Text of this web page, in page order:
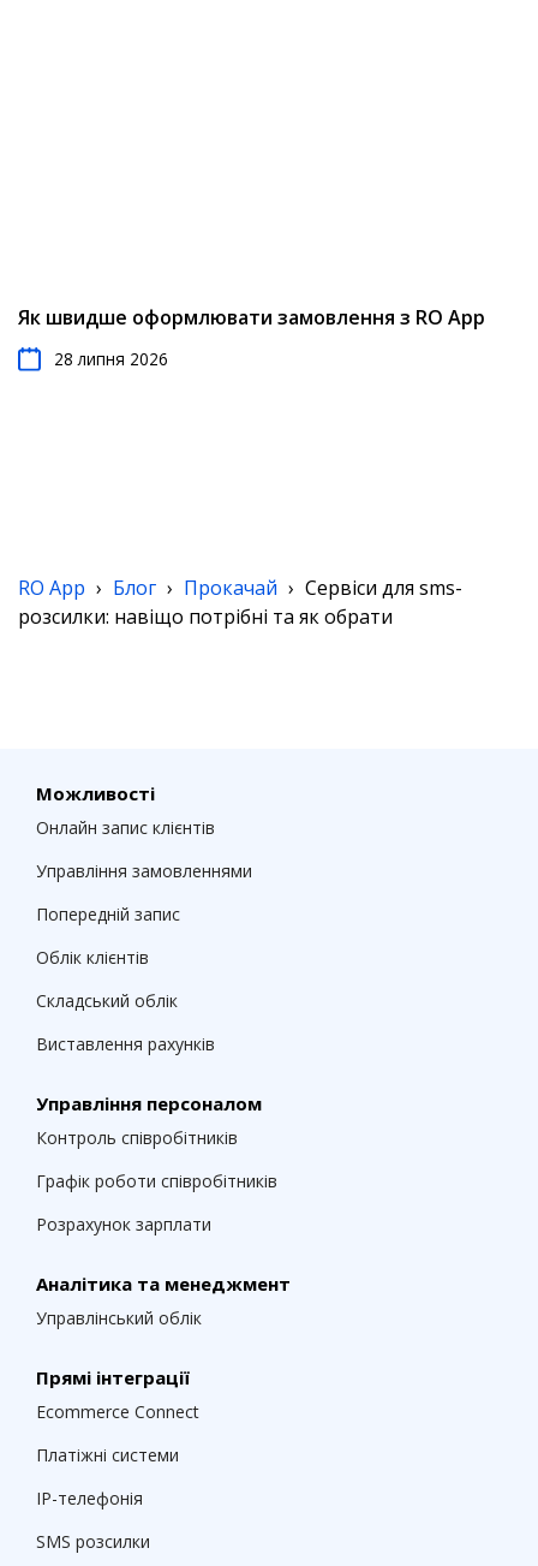
Як швидше оформлювати замовлення з RO App
28 липня 2026
RO App › Блог › Прокачай › Cервіси для sms-
розсилки: навіщо потрібні та як обрати
Можливості
Онлайн запис клієнтів
Управління замовленнями
Попередній запис
Облік клієнтів
Складський облік
Виставлення рахунків
Управління персоналом
Контроль співробітників
Графік роботи співробітників
Розрахунок зарплати
Аналітика та менеджмент
Управлінський облік
Прямі інтеграції
Ecommerce Connect
Платіжні системи
IP-телефонія
SMS розсилки